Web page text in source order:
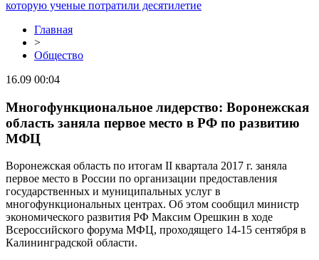
которую ученые потратили десятилетие
Главная
>
Общество
16.09 00:04
Многофункциональное лидерство: Воронежская
область заняла первое место в РФ по развитию
МФЦ
Воронежская область по итогам II квартала 2017 г. заняла
первое место в России по организации предоставления
государственных и муниципальных услуг в
многофункциональных центрах. Об этом сообщил министр
экономического развития РФ Максим Орешкин в ходе
Всероссийского форума МФЦ, проходящего 14-15 сентября в
Калининградской области.